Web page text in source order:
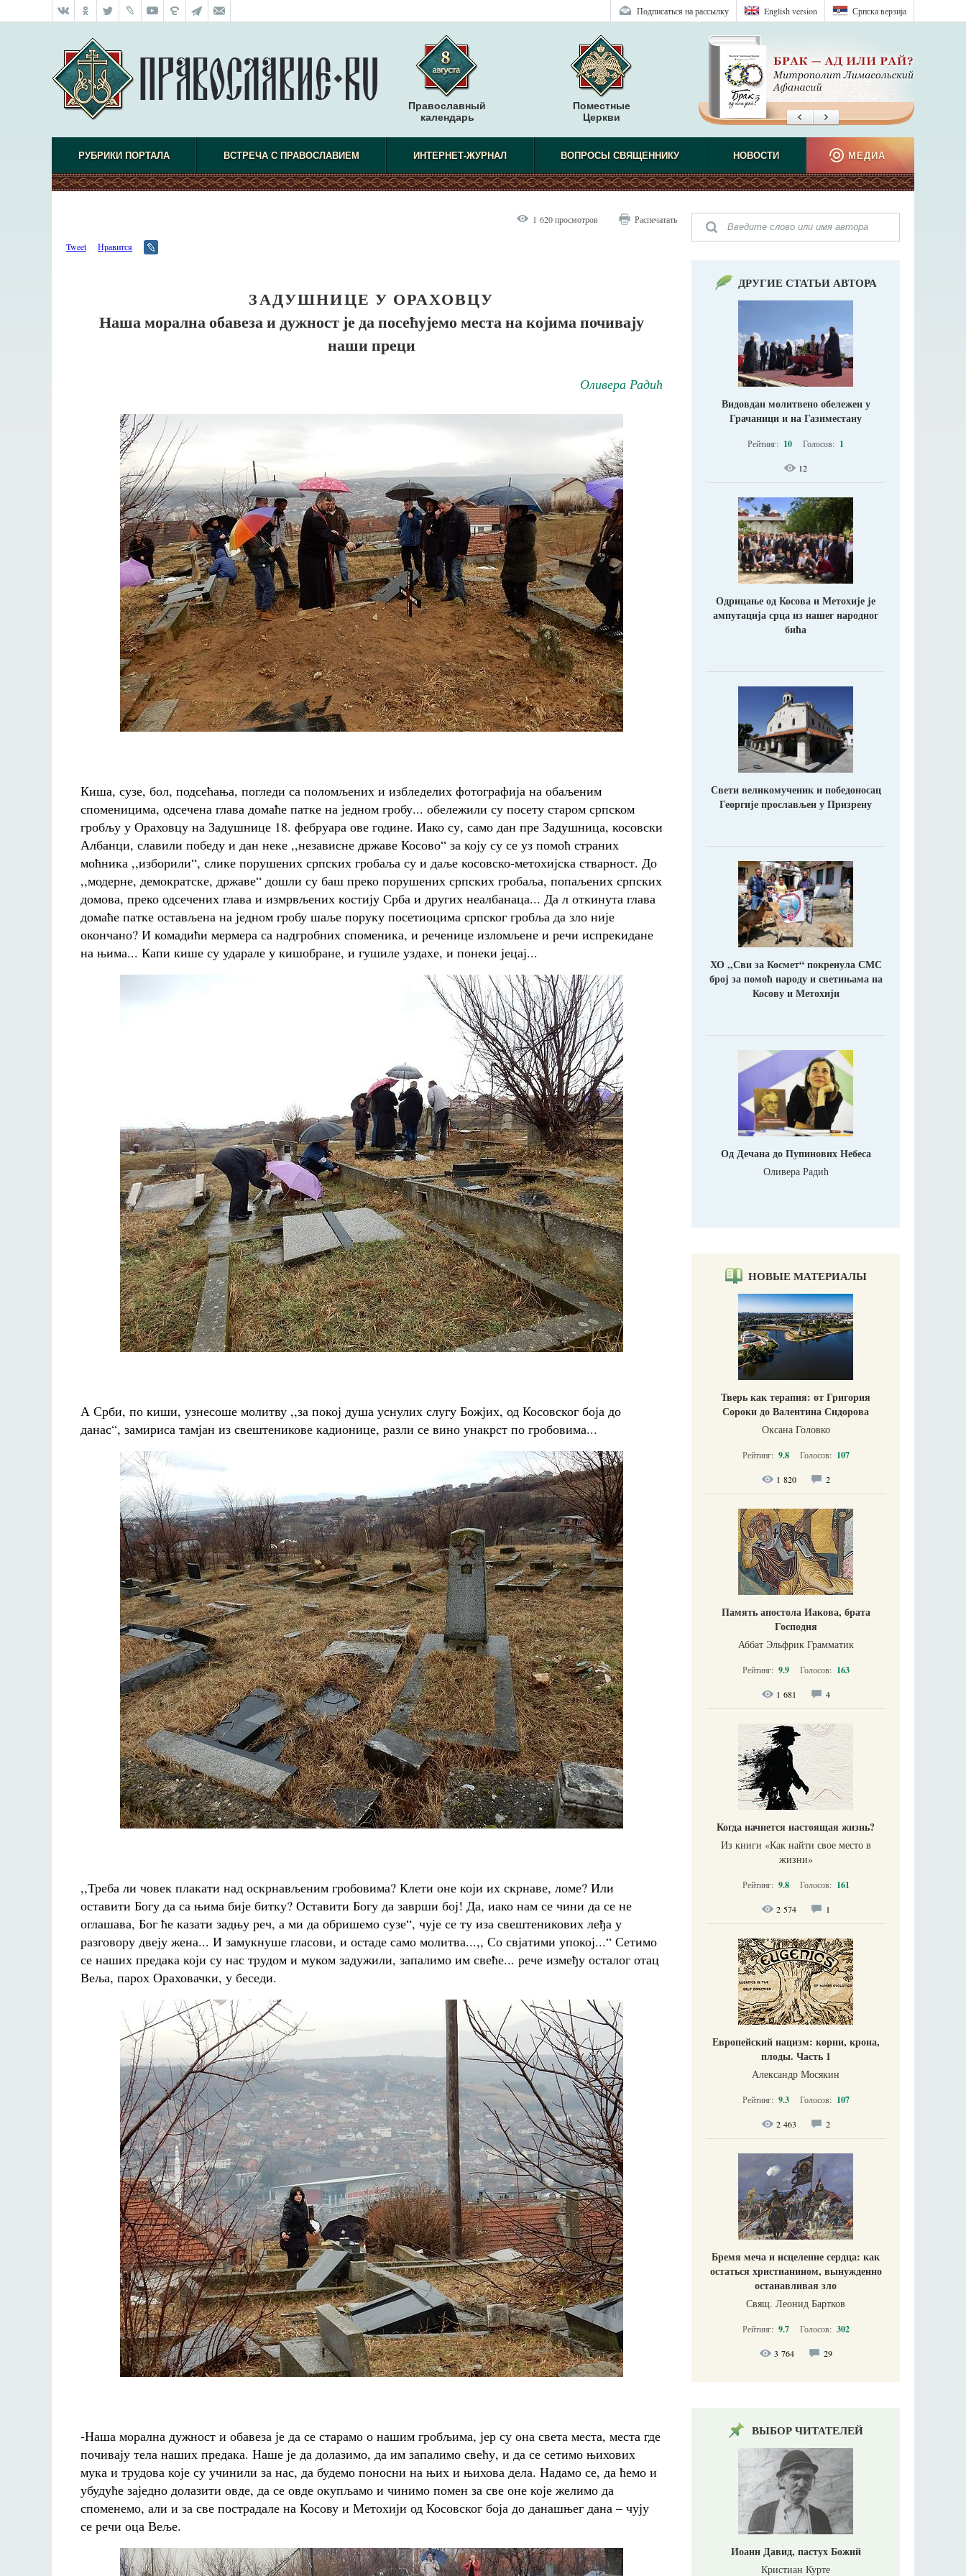
Српска верзиjа
English version
Подписаться на рассылку
Православный
календарь
Поместные
Церкви
РУБРИКИ ПОРТАЛА ВСТРЕЧА С ПРАВОСЛАВИЕМ ИНТЕРНЕТ-ЖУРНАЛ ВОПРОСЫ СВЯЩЕННИКУ НОВОСТИ МЕДИА
1 620 просмотров Распечатать
Tweet Нравится
ЗАДУШНИЦЕ У ОРАХОВЦУ
Наша морална обавеза и дужност је да посећујемо места на којима почивају
наши преци
Оливера Радић
Киша, сузе, бол, подсећања, погледи са поломљених и избледелих фотографија на обаљеним
споменицима, одсечена глава домаће патке на једном гробу... обележили су посету старом српском
гробљу у Ораховцу на Задушнице 18. фебруара ове године. Иако су, само дан пре Задушница, косовски
Албанци, славили победу и дан неке ,,независне државе Косово“ за коју су се уз помоћ страних
моћника ,,изборили“, слике порушених српских гробаља су и даље косовско-метохијска стварност. До
,,модерне, демократске, државе“ дошли су баш преко порушених српских гробаља, попаљених српских
домова, преко одсечених глава и измрвљених костију Срба и других неалбанаца... Да л откинута глава
домаће патке остављена на једном гробу шаље поруку посетиоцима српског гробља да зло није
окончано? И комадићи мермера са надгробних споменика, и реченице изломљене и речи испрекидане
на њима... Капи кише су ударале у кишобране, и гушиле уздахе, и понеки јецај...
А Срби, по киши, узнесоше молитву ,,за покој душа уснулих слугу Божјих, од Косовског боја до
данас“, замириса тамјан из свештеникове кадионице, разли се вино унакрст по гробовима...
,,Треба ли човек плакати над оскрнављеним гробовима? Клети оне који их скрнаве, ломе? Или
оставити Богу да са њима бије битку? Оставити Богу да заврши бој! Да, иако нам се чини да се не
оглашава, Бог ће казати задњу реч, а ми да обришемо сузе“, чује се ту иза свештеникових леђа у
разговору двеју жена... И замукнуше гласови, и остаде само молитва...,, Со свјатими упокој...“ Сетимо
се наших предака који су нас трудом и муком задужили, запалимо им свеће... рече између осталог отац
Веља, парох Ораховачки, у беседи.
-Наша морална дужност и обавеза је да се старамо о нашим гробљима, јер су она света места, места где
почивају тела наших предака. Наше је да долазимо, да им запалимо свећу, и да се сетимо њихових
мука и трудова које су учинили за нас, да будемо поносни на њих и њихова дела. Надамо се, да ћемо и
убудуће заједно долазити овде, да се овде окупљамо и чинимо помен за све оне које желимо да
споменемо, али и за све пострадале на Косову и Метохији од Косовског боја до данашњег дана – чују
се речи оца Веље.
ДРУГИЕ СТАТЬИ АВТОРА
Видовдан молитвено обележен у
Грачаници и на Газиместану
Рейтинг: 10 Голосов: 1
12
Одрицање од Косова и Метохије jе
ампутација срца из нашег народног
бића
Свети великомученик и победоносац
Георгије прослављен у Призрену
ХО ,,Сви за Космет“ покренула СМС
број за помоћ народу и светињама на
Косову и Метохији
Од Дечана до Пупинових Небеса
Оливера Радић
НОВЫЕ МАТЕРИАЛЫ
Тверь как терапия: от Григория
Сороки до Валентина Сидорова
Оксана Головко
Рейтинг: 9.8 Голосов: 107
1 820 2
Память апостола Иакова, брата
Господня
Аббат Эльфрик Грамматик
Рейтинг: 9.9 Голосов: 163
1 681 4
Когда начнется настоящая жизнь?
Из книги «Как найти свое место в
жизни​»
Рейтинг: 9.8 Голосов: 161
2 574 1
Европейский нацизм: корни, крона,
плоды. Часть 1
Александр Мосякин
Рейтинг: 9.3 Голосов: 107
2 463 2
Бремя меча и исцеление сердца: как
остаться христианином, вынужденно
останавливая зло
Свящ. Леонид Бартков
Рейтинг: 9.7 Голосов: 302
3 764 29
ВЫБОР ЧИТАТЕЛЕЙ
Иоанн Давид, пастух Божий
Кристиан Курте